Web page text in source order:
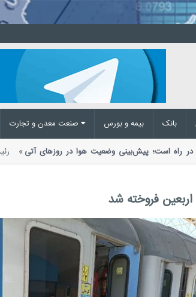
بیمه و بورس بانک
در راه است؛ پیش‌بینی وضعیت هوا در روزهای آتی
مخاطرات وضع هوا از احتمال...